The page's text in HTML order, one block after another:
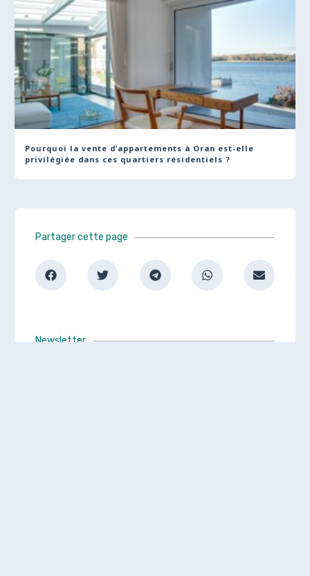
Pourquoi la vente d’appartements à Oran est-elle
privilégiée dans ces quartiers résidentiels ?
Partager cette page
Newsletter